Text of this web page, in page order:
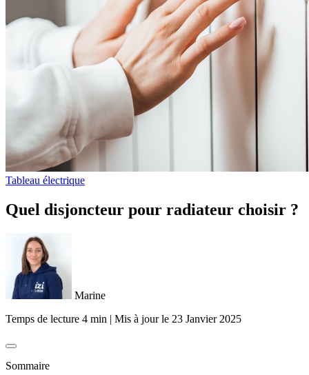
Tableau électrique
Quel disjoncteur pour radiateur choisir ?
Marine
Temps de lecture 4 min | Mis à jour le 23 Janvier 2025
Sommaire